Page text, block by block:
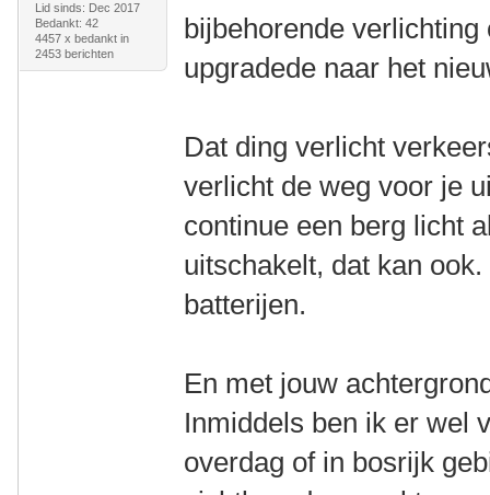
Lid sinds: Dec 2017
Bedankt: 42
4457 x bedankt in
2453 berichten
bijbehorende
upgradede naar het
Dat ding verlicht
verlicht de weg voor je
continue een berg licht
uitschakelt, dat kan
batterijen.
En met jouw
Inmiddels ben ik er wel
overdag of in bosrijk